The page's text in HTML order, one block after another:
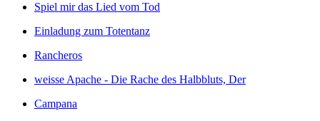
Spiel mir das Lied vom Tod
Einladung zum Totentanz
Rancheros
weisse Apache - Die Rache des Halbbluts, Der
Campana